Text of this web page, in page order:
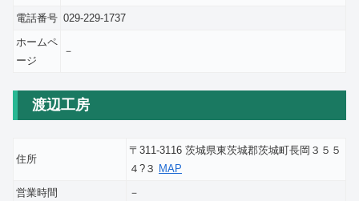
電話番号 029-229-1737
ホームペ
ージ
－
渡辺工房
住所
〒311-3116 茨城県東茨城郡茨城町長岡３５５
４?３ MAP
営業時間
－